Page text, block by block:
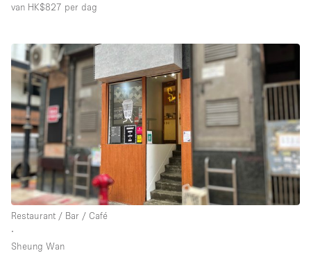
van HK$827 per dag
Restaurant / Bar / Café
∙
Sheung Wan